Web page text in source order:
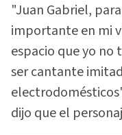
"Juan Gabriel,
importante en mi
espacio que yo no
ser cantante
dijo que el